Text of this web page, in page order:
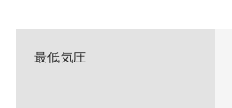
最低気圧